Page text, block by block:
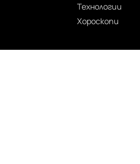
Технологии
Хороскопи